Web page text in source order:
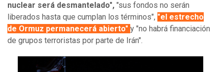
nuclear será desmantelado", "sus fondos no serán
liberados hasta que cumplan los términos", "el estrecho
de Ormuz permanecerá abierto" y "no habrá financiación
de grupos terroristas por parte de Irán".